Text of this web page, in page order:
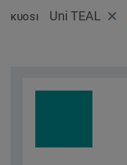
KUOSI Uni TEAL